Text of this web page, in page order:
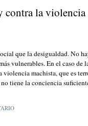
contra la violencia
que la desigualdad. No
vulnerables. En el caso de
machista, que es
tiene la conciencia